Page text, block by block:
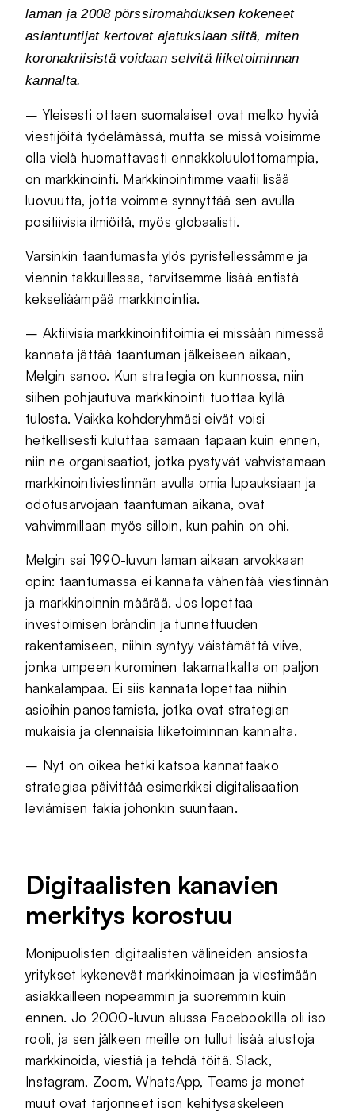
laman ja 2008 pörssiromahduksen kokeneet
asiantuntijat kertovat ajatuksiaan siitä, miten
koronakriisistä voidaan selvitä liiketoiminnan
kannalta.
– Yleisesti ottaen suomalaiset ovat melko hyviä
viestijöitä työelämässä, mutta se missä voisimme
olla vielä huomattavasti ennakkoluulottomampia,
on markkinointi. Markkinointimme vaatii lisää
luovuutta, jotta voimme synnyttää sen avulla
positiivisia ilmiöitä, myös globaalisti.
Varsinkin taantumasta ylös pyristellessämme ja
viennin takkuillessa, tarvitsemme lisää entistä
kekseliäämpää markkinointia.
– Aktiivisia markkinointitoimia ei missään nimessä
kannata jättää taantuman jälkeiseen aikaan,
Melgin sanoo. Kun strategia on kunnossa, niin
siihen pohjautuva markkinointi tuottaa kyllä
tulosta. Vaikka kohderyhmäsi eivät voisi
hetkellisesti kuluttaa samaan tapaan kuin ennen,
niin ne organisaatiot, jotka pystyvät vahvistamaan
markkinointiviestinnän avulla omia lupauksiaan ja
odotusarvojaan taantuman aikana, ovat
vahvimmillaan myös silloin, kun pahin on ohi.
Melgin sai 1990-luvun laman aikaan arvokkaan
opin: taantumassa ei kannata vähentää viestinnän
ja markkinoinnin määrää. Jos lopettaa
investoimisen brändin ja tunnettuuden
rakentamiseen, niihin syntyy väistämättä viive,
jonka umpeen kurominen takamatkalta on paljon
hankalampaa. Ei siis kannata lopettaa niihin
asioihin panostamista, jotka ovat strategian
mukaisia ja olennaisia liiketoiminnan kannalta.
– Nyt on oikea hetki katsoa kannattaako
strategiaa päivittää esimerkiksi digitalisaation
leviämisen takia johonkin suuntaan.
Digitaalisten kanavien
merkitys korostuu
Monipuolisten digitaalisten välineiden ansiosta
yritykset kykenevät markkinoimaan ja viestimään
asiakkailleen nopeammin ja suoremmin kuin
ennen. Jo 2000-luvun alussa Facebookilla oli iso
rooli, ja sen jälkeen meille on tullut lisää alustoja
markkinoida, viestiä ja tehdä töitä. Slack,
Instagram, Zoom, WhatsApp, Teams ja monet
muut ovat tarjonneet ison kehitysaskeleen